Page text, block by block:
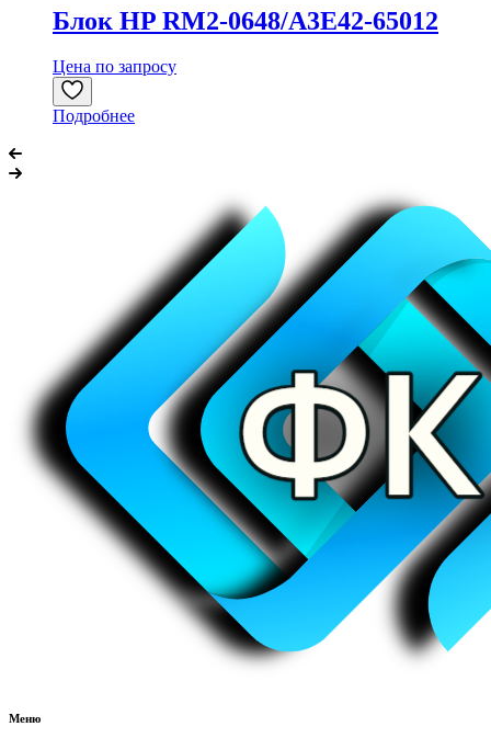
Блок HP RM2-0648/A3E42-65012
Цена по запросу
Подробнее
Меню